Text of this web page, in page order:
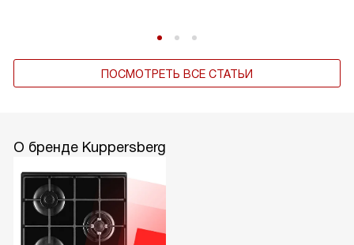
ПОСМОТРЕТЬ ВСЕ СТАТЬИ
О бренде Kuppersberg